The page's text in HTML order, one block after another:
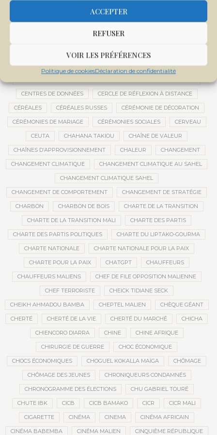
ACCEPTER
REFUSER
VOIR LES PRÉFÉRENCES
Politique de cookiesDéclaration de confidentialité
CENTRALE SOLAIRE DE SANANKOROBA
CENTRE D'INTELLIGENCE ARTIFICIELLE
CENTRE DE SANTÉ COMMUNAUTAIRE
CENTRE INTERNATIONAL DE CONFÉRENCES DE BAMAKO
CENTRE MALI
CENTRES DE DONNÉES CERCLE DE RÉFLEXION À DISTANCE
CÉRÉALES CÉRÉALES RUSSES CÉRÉMONIE DE DÉCORATION
CÉRÉMONIES DE MARIAGE CÉRÉMONIES SOCIALES CERVEAU
CEUTA CHAHANA TAKIOU CHAÎNE DE VALEUR
CHAÎNES D’APPROVISIONNEMENT CHALEUR CHANGEMENT
CHANGEMENT CLIMATIQUE CHANGEMENT CLIMATIQUE AU SAHEL
CHANGEMENT CLIMATIQUE SAHEL
CHANGEMENT DE COMPORTEMENT CHANGEMENT DE STRATÉGIE
CHARBON CHARBON DE BOIS CHARTE DE LA TRANSITION
CHARTE DE LA TRANSITION MALI CHARTE DES PARTIS
CHARTE DES PARTIS POLITIQUES CHARTE DU LIPTAKO-GOURMA
CHARTE NATIONALE CHARTE NATIONALE POUR LA PAIX
CHARTE POUR LA PAIX CHATGPT CHAUFFEURS
CHAUFFEURS MALIENS CHEF DE FILE OPPOSITION MALIENNE
CHEF TERRORISTE CHEICK TIDIANE SECK
CHEIKH AHMADOU BAMBA CHEPTEL MALIEN CHÈQUE GÉANT
CHERTÉ CHERTÉ DE LA VIE CHERTÉ DU MARCHÉ CHICHA
CHIENCORO DIARRA CHINE CHINE AFRIQUE
CHIRURGIE DE GUERRE CHOC ÉCONOMIQUE
CHOCS ÉCONOMIQUES CHOGUEL KOKALLA MAÏGA CHÔMAGE
CHÔMAGE DES JEUNES CHRONIQUEURS CONDAMNÉS
CHRONOGRAMME DES ÉLECTIONS CHU GABRIEL TOURÉ
CHUTE IBK CICB CICB BAMAKO CICR CICR MALI
CIGARETTE CINÉMA CINEMA CINÉMA AFRICAIN
CINÉMA BABEMBA CINÉMA MALIEN CINQUIÈME RÉPUBLIQUE